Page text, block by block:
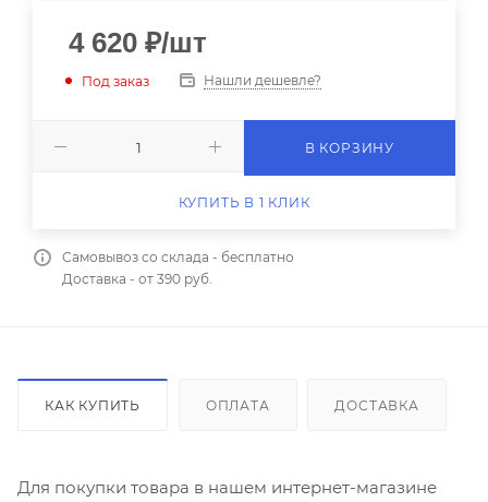
4 620 ₽/шт
Под заказ Нашли дешевле?
В КОРЗИНУ
КУПИТЬ В 1 КЛИК
Самовывоз со склада - бесплатно
Доставка - от 390 руб.
КАК КУПИТЬ ОПЛАТА ДОСТАВКА
Для покупки товара в нашем интернет-магазине